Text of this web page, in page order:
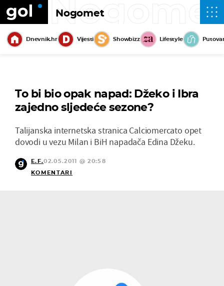
Nogomet
Dnevnik.hr Vijesti Showbizz Lifestyle
To bi bio opak napad: Džeko i Ibra
zajedno sljedeće sezone?
Talijanska internetska stranica Calciomercato opet
dovodi u vezu Milan i BiH napadača Edina Džeku.
E.F.02.05.2011 @ 20:58
KOMENTARI